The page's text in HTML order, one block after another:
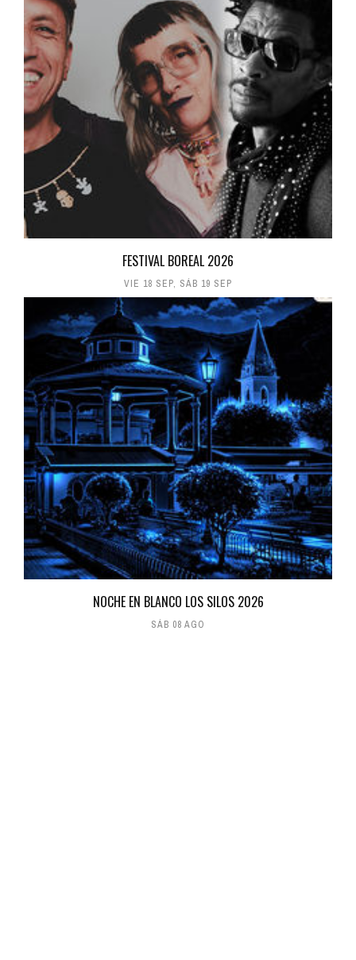
FESTIVAL BOREAL 2026
VIE 18 SEP, SÁB 19 SEP
NOCHE EN BLANCO LOS SILOS 2026
SÁB 08 AGO